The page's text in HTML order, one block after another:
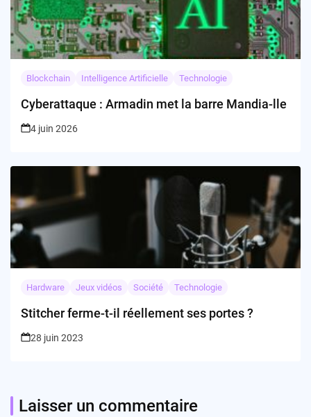
Blockchain Intelligence Artificielle Technologie
Cyberattaque : Armadin met la barre Mandia-lle
4 juin 2026
Hardware Jeux vidéos Société Technologie
Stitcher ferme-t-il réellement ses portes ?
28 juin 2023
Laisser un commentaire